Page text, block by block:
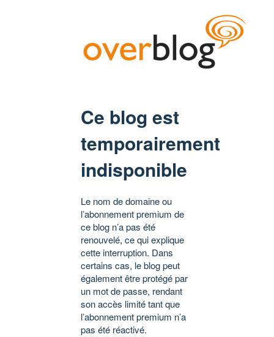
Ce blog est
temporairement
indisponible
Le nom de domaine ou
l’abonnement premium de
ce blog n’a pas été
renouvelé, ce qui explique
cette interruption. Dans
certains cas, le blog peut
également être protégé par
un mot de passe, rendant
son accès limité tant que
l’abonnement premium n’a
pas été réactivé.